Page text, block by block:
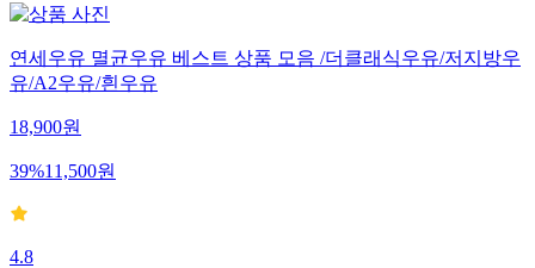
연세우유 멸균우유 베스트 상품 모음 /더클래식우유/저지방우
유/A2우유/흰우유
18,900원
39%11,500원
4.8